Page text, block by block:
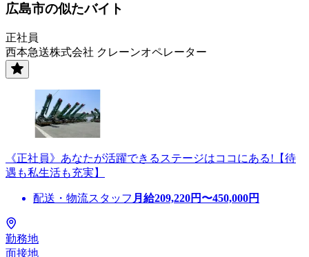
広島市の似たバイト
正社員
西本急送株式会社 クレーンオペレーター
《正社員》あなたが活躍できるステージはココにある!【待
遇も私生活も充実】
配送・物流スタッフ 月給209,220円〜450,000円
勤務地
面接地